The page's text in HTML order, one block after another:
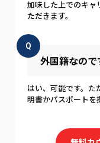
加味した上でのキャ
ただきます。
Q
外国籍なので
はい、可能です。た
明書かパスポートを